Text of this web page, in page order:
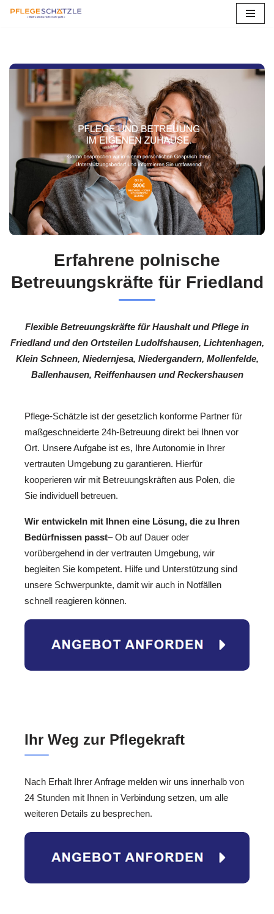
springen
Erfahrene polnische
Betreuungskräfte für Friedland
Flexible Betreuungskräfte für Haushalt und Pflege in
Friedland und den Ortsteilen Ludolfshausen, Lichtenhagen,
Klein Schneen, Niedernjesa, Niedergandern, Mollenfelde,
Ballenhausen, Reiffenhausen und Reckershausen
Pflege-Schätzle ist der gesetzlich konforme Partner für
maßgeschneiderte 24h-Betreuung direkt bei Ihnen vor
Ort. Unsere Aufgabe ist es, Ihre Autonomie in Ihrer
vertrauten Umgebung zu garantieren. Hierfür
kooperieren wir mit Betreuungskräften aus Polen, die
Sie individuell betreuen.
Wir entwickeln mit Ihnen eine Lösung, die zu Ihren
Bedürfnissen passt– Ob auf Dauer oder
vorübergehend in der vertrauten Umgebung, wir
begleiten Sie kompetent. Hilfe und Unterstützung sind
unsere Schwerpunkte, damit wir auch in Notfällen
schnell reagieren können.
Ihr Weg zur Pflegekraft
Nach Erhalt Ihrer Anfrage melden wir uns innerhalb von
24 Stunden mit Ihnen in Verbindung setzen, um alle
weiteren Details zu besprechen.